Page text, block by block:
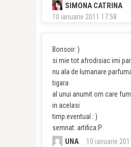
SIMONA CATRINA
10 ianuarie 2011 17:58
Bonsoir: )
si mie tot afrodisiac imi
nu ala de lumanare
tigara
al unui anumit om care
in acelasi
timp.eventual : )
semnat: artifica:P
UNA 10 ianuarie